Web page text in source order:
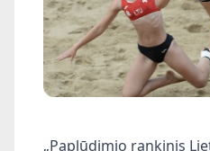
„Paplūdimio rankinis